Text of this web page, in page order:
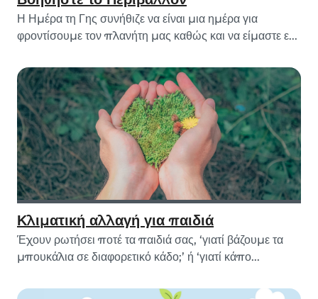
Η Ημέρα τη Γης συνήθιζε να είναι μια ημέρα για
φροντίσουμε τον πλανήτη μας καθώς και να είμαστε ε...
Κλιματική αλλαγή για παιδιά
Έχουν ρωτήσει ποτέ τα παιδιά σας, ‘γιατί βάζουμε τα
μπουκάλια σε διαφορετικό κάδο;’ ή ‘γιατί κάπο...